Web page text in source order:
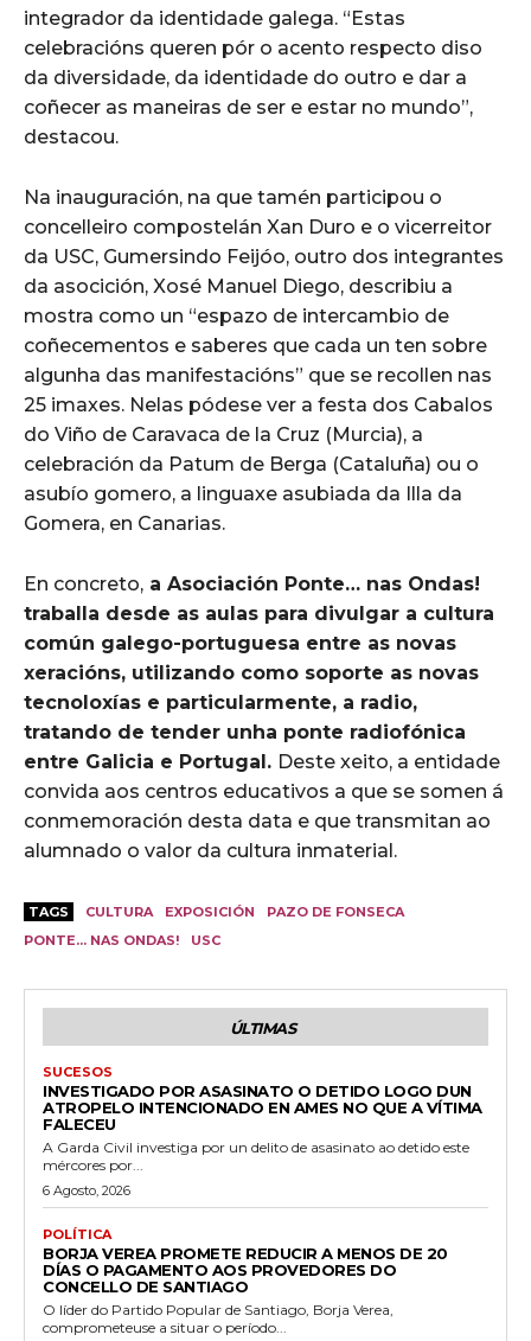
integrador da identidade galega. “Estas
celebracións queren pór o acento respecto diso
da diversidade, da identidade do outro e dar a
coñecer as maneiras de ser e estar no mundo”,
destacou.
Na inauguración, na que tamén participou o
concelleiro compostelán Xan Duro e o vicerreitor
da USC, Gumersindo Feijóo, outro dos integrantes
da asocición, Xosé Manuel Diego, describiu a
mostra como un “espazo de intercambio de
coñecementos e saberes que cada un ten sobre
algunha das manifestacións” que se recollen nas
25 imaxes. Nelas pódese ver a festa dos Cabalos
do Viño de Caravaca de la Cruz (Murcia), a
celebración da Patum de Berga (Cataluña) ou o
asubío gomero, a linguaxe asubiada da Illa da
Gomera, en Canarias.
En concreto, a Asociación Ponte… nas Ondas!
traballa desde as aulas para divulgar a cultura
común galego-portuguesa entre as novas
xeracións, utilizando como soporte as novas
tecnoloxías e particularmente, a radio,
tratando de tender unha ponte radiofónica
entre Galicia e Portugal. Deste xeito, a entidade
convida aos centros educativos a que se somen á
conmemoración desta data e que transmitan ao
alumnado o valor da cultura inmaterial.
TAGS CULTURA EXPOSICIÓN
PAZO DE FONSECA
PONTE... NAS ONDAS!
USC
ÚLTIMAS
SUCESOS
INVESTIGADO POR ASASINATO O DETIDO LOGO DUN
ATROPELO INTENCIONADO EN AMES NO QUE A VÍTIMA
FALECEU
A Garda Civil investiga por un delito de asasinato ao detido este
mércores por...
6 Agosto, 2026
POLÍTICA
BORJA VEREA PROMETE REDUCIR A MENOS DE 20
DÍAS O PAGAMENTO AOS PROVEDORES DO
CONCELLO DE SANTIAGO
O líder do Partido Popular de Santiago, Borja Verea,
comprometeuse a situar o período...